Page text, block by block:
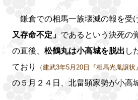
鎌倉での相馬一族壊滅の報を受
又存命不定」 であるという決死の
の直後、 松鶴丸は小高城を脱出 し
ており
（建武3年5月20日『相馬光胤譲状
の５月２４日、北畠顕家勢が小高